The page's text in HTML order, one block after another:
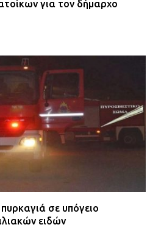
για τον δήμαρχο
σε υπόγειο
ειδών